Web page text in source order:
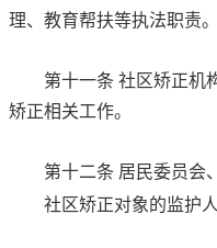
理、教育帮扶等执法职责。
第十一条 社区矫正机
矫正相关工作。
第十二条 居民委员会
社区矫正对象的监护